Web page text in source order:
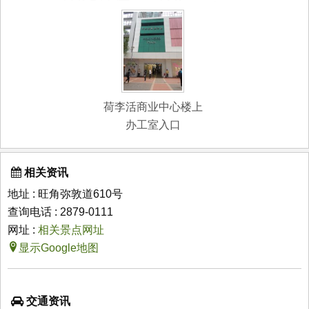
荷李活商业中心楼上
办工室入口
相关资讯
地址 : 旺角弥敦道610号
查询电话 : 2879-0111
网址 : 相关景点网址
显示Google地图
交通资讯